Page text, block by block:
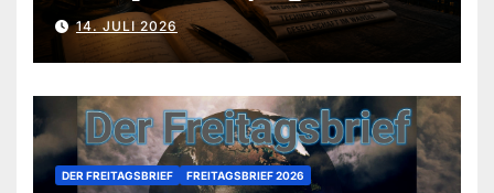
aufklaerung-heute.de]
14. JULI 2026
DER FREITAGSBRIEF FREITAGSBRIEF 2026